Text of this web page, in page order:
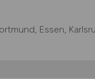
Essen,